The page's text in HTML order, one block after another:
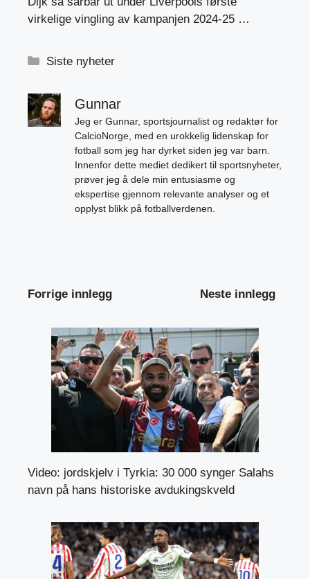
virkelige vingling av kampanjen 2024-25 …
Kategorier
Siste nyheter
Gunnar
Jeg er Gunnar, sportsjournalist og redaktør for
CalcioNorge, med en urokkelig lidenskap for
fotball som jeg har dyrket siden jeg var barn.
Innenfor dette mediet dedikert til sportsnyheter,
prøver jeg å dele min entusiasme og
ekspertise gjennom relevante analyser og et
opplyst blikk på fotballverdenen.
Forrige innlegg Neste innlegg
Video: jordskjelv i Tyrkia: 30 000 synger Salahs
navn på hans historiske avdukingskveld